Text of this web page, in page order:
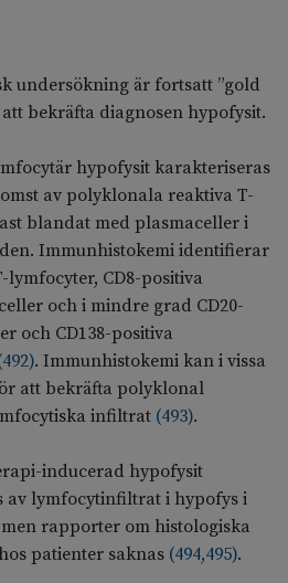
undersökning är fortsatt ”gold
bekräfta diagnosen hypofysit.
hypofysit karakteriseras
av polyklonala reaktiva T-
blandat med plasmaceller i
Immunhistokemi identifierar
lymfocyter, CD8-positiva
och i mindre grad CD20-
och CD138-positiva
492). Immunhistokemi kan i vissa
att bekräfta polyklonal
infiltrat (493).
inducerad hypofysit
av lymfocytinfiltrat i hypofys i
rapporter om histologiska
patienter saknas (494,495).